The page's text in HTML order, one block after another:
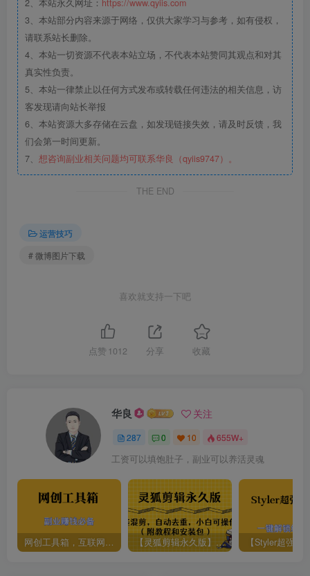
2、本站永久网址： https://www.qyiis.com
3、本站部分内容来源于网络，仅供大家学习与参考，如有侵权，
请联系站长删除。
4、本站一切资源不代表本站立场，不代表本站赞同其观点和对其
真实性负责。
5、本站一律禁止以任何方式发布或转载任何违法的相关信息，访
客发现请向站长举报
6、本站资源大多存储在云盘，如发现链接失效，请及时反馈，我
们会第一时间更新。
7、 想咨询副业相关问题均可联系华良（qyiis9747）。
THE END
运营技巧
# 微博图片下载
喜欢就支持一下吧
点赞 1012 分享 收藏
华良 关注
287 0 10 655W+
工资可以填饱肚子，副业可以养活灵魂
网创工具箱，互联网人必备资源库！ 【灵狐剪辑永久版】AI视频剪辑利器，智能混剪＋自动去重，小白可操作（附教程＋安装包）